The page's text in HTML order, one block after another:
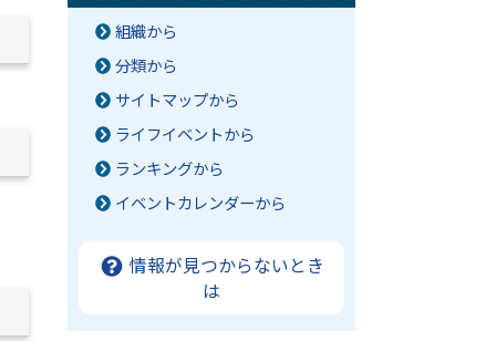
組織から
分類から
サイトマップから
ライフイベントから
ランキングから
イベントカレンダーから
情報が見つからないとき
は